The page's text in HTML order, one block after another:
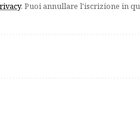
. Puoi annullare l'iscrizione in